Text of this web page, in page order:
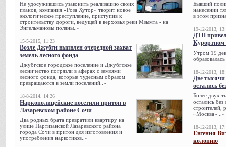
Не удосужившись узаконить реализацию своих
планов, компания «Роза Хутор» творит новое
экологическое преступление, приступив к
строительству дороги, ведущей в верховья реки Мзымта - на
Энгельмановы поляны..»
15-5-2015, 11:23
Возле Джубги выявлен очередной захват
земель лесного фонда
Джубгское городское поселение и Джубгское
лесничество погрязли в аферах с землями
лесного фонда, которые чудесным образом
превращаются в земли поселений..»
18-8-2014, 14:26
Наркополицейские посетили притон в
Лазаревском районе Сочи
Два родных брата превратили квартиру на
улице Партизанской Лазаревского района
города Сочи в притон для изготовления и
употребления наркотиков..»
Бывший
нанесении
в этом
19-12-2013,
ДТП
Курортном
Утром 19
18-12-2013,
Две
остались
Более двух
остались
строителей,
«Москва» ..»
18-12-2013,
Евгения
колонию